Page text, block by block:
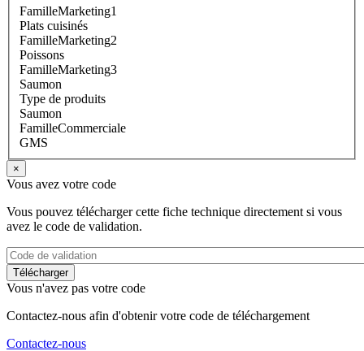
FamilleMarketing1
Plats cuisinés
FamilleMarketing2
Poissons
FamilleMarketing3
Saumon
Type de produits
Saumon
FamilleCommerciale
GMS
×
Vous avez votre code
Vous pouvez télécharger cette fiche technique directement si vous
avez le code de validation.
Vous n'avez pas votre code
Contactez-nous afin d'obtenir votre code de téléchargement
Contactez-nous